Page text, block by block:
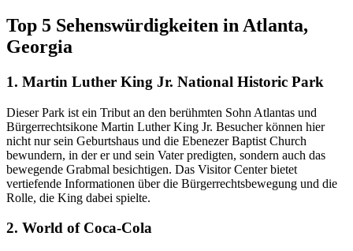
Top 5 Sehenswürdigkeiten in Atlanta,
Georgia
1. Martin Luther King Jr. National Historic Park
Dieser Park ist ein Tribut an den berühmten Sohn Atlantas und
Bürgerrechtsikone Martin Luther King Jr. Besucher können hier
nicht nur sein Geburtshaus und die Ebenezer Baptist Church
bewundern, in der er und sein Vater predigten, sondern auch das
bewegende Grabmal besichtigen. Das Visitor Center bietet
vertiefende Informationen über die Bürgerrechtsbewegung und die
Rolle, die King dabei spielte.
2. World of Coca-Cola